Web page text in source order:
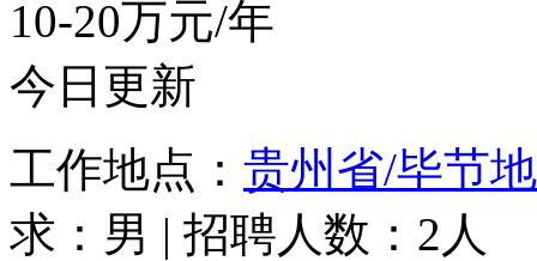
10-20万元/年
今日更新
工作地点： 贵州省/毕节
求：男 | 招聘人数：2人